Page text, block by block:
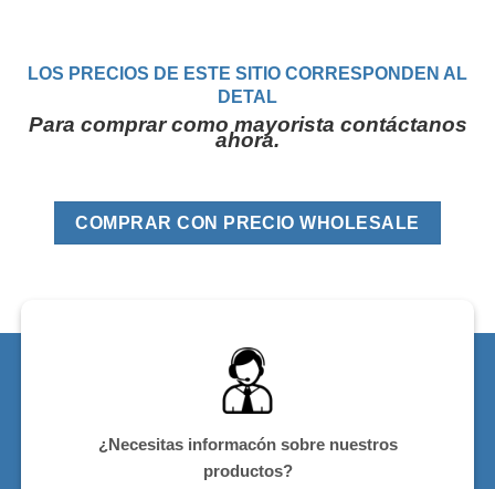
LOS PRECIOS DE ESTE SITIO CORRESPONDEN AL
DETAL
Para comprar como mayorista contáctanos
ahora.
COMPRAR CON PRECIO WHOLESALE
¿Necesitas informacón sobre nuestros
productos?